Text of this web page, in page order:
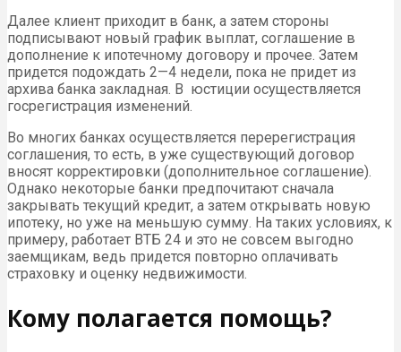
Далее клиент приходит в банк, а затем стороны
подписывают новый график выплат, соглашение в
дополнение к ипотечному договору и прочее. Затем
придется подождать 2—4 недели, пока не придет из
архива банка закладная. В юстиции осуществляется
госрегистрация изменений.
Во многих банках осуществляется перерегистрация
соглашения, то есть, в уже существующий договор
вносят корректировки (дополнительное соглашение).
Однако некоторые банки предпочитают сначала
закрывать текущий кредит, а затем открывать новую
ипотеку, но уже на меньшую сумму. На таких условиях, к
примеру, работает ВТБ 24 и это не совсем выгодно
заемщикам, ведь придется повторно оплачивать
страховку и оценку недвижимости.
Кому полагается помощь?